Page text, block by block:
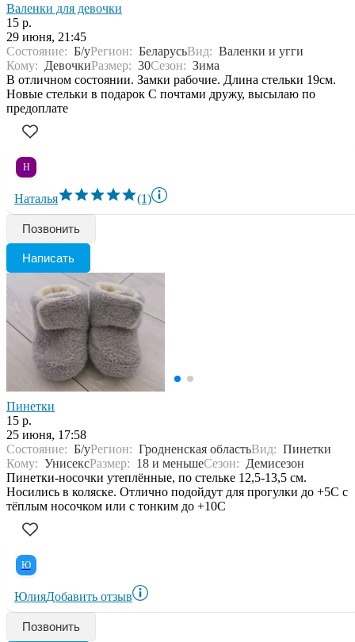
Валенки для девочки
15 р.
29 июня, 21:45
Состояние: Б/уРегион: БеларусьВид: Валенки и угги
Кому: ДевочкиРазмер: 30Сезон: Зима
В отличном состоянии. Замки рабочие. Длина стельки 19см.
Новые стельки в подарок С почтами дружу, высылаю по
предоплате
Н
Наталья (1)
Позвонить
Написать
Пинетки
15 р.
25 июня, 17:58
Состояние: Б/уРегион: Гродненская областьВид: Пинетки
Кому: УнисексРазмер: 18 и меньшеСезон: Демисезон
Пинетки-носочки утеплённые, по стельке 12,5-13,5 см.
Носились в коляске. Отлично подойдут для прогулки до +5С с
тёплым носочком или с тонким до +10С
Ю
ЮлияДобавить отзыв
Позвонить